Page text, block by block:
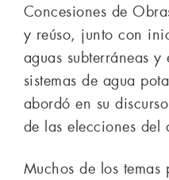
Concesiones de
y reúso, junto con
aguas subterráneas
sistemas de agua
abordó en su
de las elecciones del
Muchos de los temas